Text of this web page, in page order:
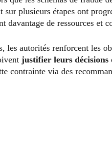
sur plusieurs étapes ont
davantage de ressources et
les autorités renforcent les
justifier leurs décisions
contrainte via des